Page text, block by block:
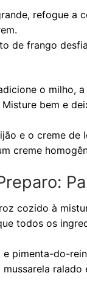
refogue a
de frango
o milho,
bem e
e o creme de
creme
cozido à
todos os
e pimenta-do-
ralado